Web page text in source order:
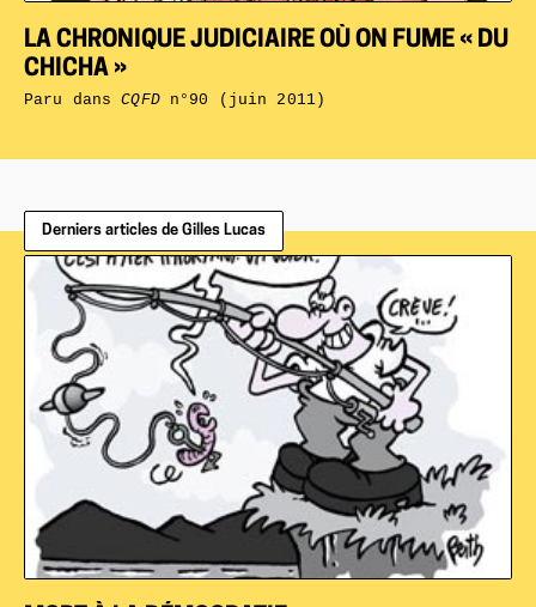
LA CHRONIQUE JUDICIAIRE OÙ ON FUME « DU
CHICHA »
Paru dansCQFDn°90 (juin 2011)
Derniers articles de Gilles Lucas